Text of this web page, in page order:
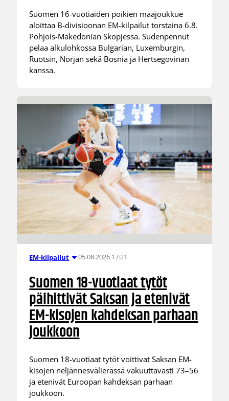
Suomen 16-vuotiaiden poikien maajoukkue
aloittaa B-divisioonan EM-kilpailut torstaina 6.8.
Pohjois-Makedonian Skopjessa. Sudenpennut
pelaa alkulohkossa Bulgarian, Luxemburgin,
Ruotsin, Norjan sekä Bosnia ja Hertsegovinan
kanssa.
EM-kilpailut 05.08.2026 17:21
Suomen 18-vuotiaat tytöt
päihittivät Saksan ja etenivät
EM-kisojen kahdeksan parhaan
joukkoon
Suomen 18-vuotiaat tytöt voittivat Saksan EM-
kisojen neljännesvälierässä vakuuttavasti 73–56
ja etenivät Euroopan kahdeksan parhaan
joukkoon.